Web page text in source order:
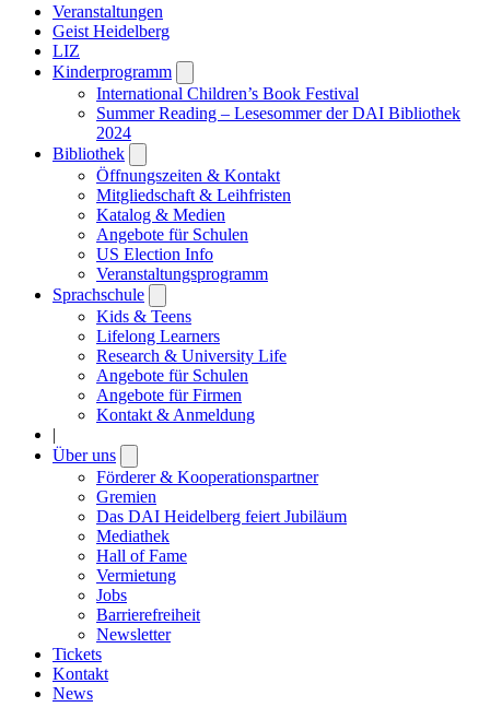
Veranstaltungen
Geist Heidelberg
LIZ
Kinderprogramm
submenu
International Children’s Book Festival
Summer Reading – Lesesommer der DAI Bibliothek
2024
Bibliothek
submenu
Öffnungszeiten & Kontakt
Mitgliedschaft & Leihfristen
Katalog & Medien
Angebote für Schulen
US Election Info
Veranstaltungsprogramm
Sprachschule
submenu
Kids & Teens
Lifelong Learners
Research & University Life
Angebote für Schulen
Angebote für Firmen
Kontakt & Anmeldung
|
Über uns
submenu
Förderer & Kooperationspartner
Gremien
Das DAI Heidelberg feiert Jubiläum
Mediathek
Hall of Fame
Vermietung
Jobs
Barrierefreiheit
Newsletter
Tickets
Kontakt
News